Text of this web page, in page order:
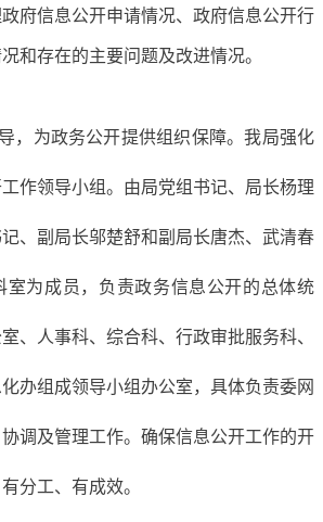
府信息公开申请情况、政府信息公开行
和存在的主要问题及改进情况。
，为政务公开提供组织保障。我局强化
作领导小组。由局党组书记、 局长杨理
、 副 局长邬楚舒和副局长唐杰、武清春
室为成员， 负责政务信息公开的总体统
、人事科、综合科、 行政审批服务科、
办组成领导小组办公室，具体负责委网
调及管理工作。 确保信息公开工作的开
分工、有成效。